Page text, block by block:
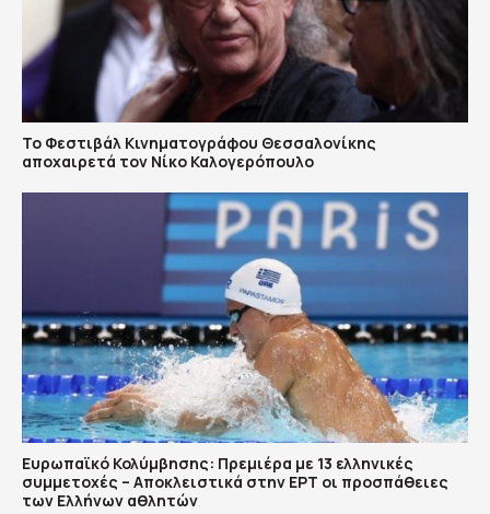
Το Φεστιβάλ Κινηματογράφου Θεσσαλονίκης
αποχαιρετά τον Νίκο Καλογερόπουλο
Ευρωπαϊκό Κολύμβησης: Πρεμιέρα με 13 ελληνικές
συμμετοχές – Αποκλειστικά στην ΕΡΤ οι προσπάθειες
των Ελλήνων αθλητών